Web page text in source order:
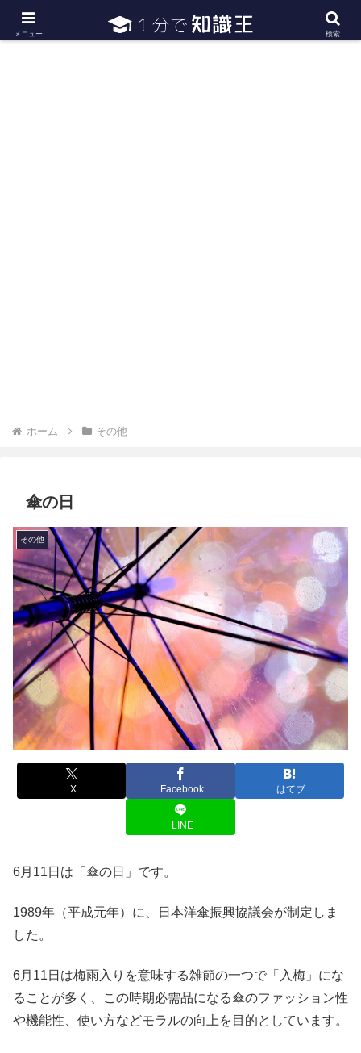
日常で必要な常識・知識や雑学・豆知識を幅広く紹介
ホーム その他
傘の日
その他
X Facebook はてブ
LINE
6月11日は「傘の日」です。
1989年（平成元年）に、
日本洋傘振興協議会が制定しま
した。
6月11日は梅雨入りを意味する雑節の一つで「入梅」にな
ることが多く、この時期必需品になる傘のファッション性
や機能性、使い方などモラルの向上を目的としています。
メニュー 検索